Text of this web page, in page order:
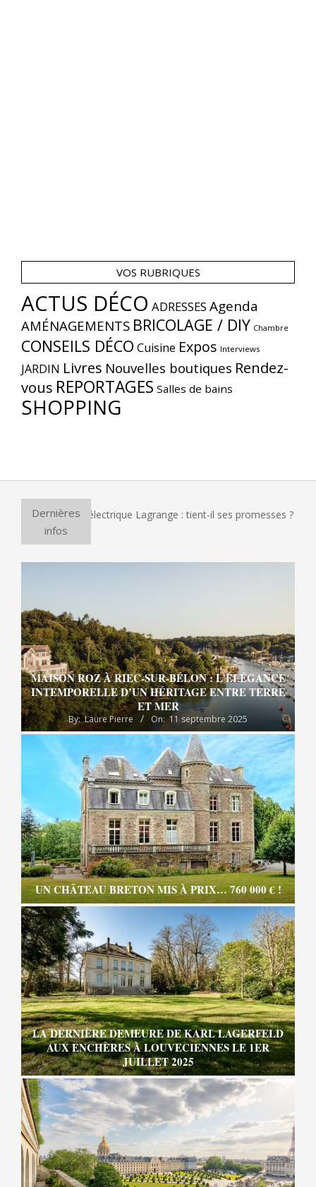
VOS RUBRIQUES
ACTUS DÉCO ADRESSES Agenda
AMÉNAGEMENTS BRICOLAGE / DIY Chambre
CONSEILS DÉCO Cuisine Expos Interviews
JARDIN Livres Nouvelles boutiques Rendez-
vous REPORTAGES Salles de bains
SHOPPING
Dernières
infos
à pizza électrique Lagrange : tient-il ses promesses ?
MAISON ROZ À RIEC-SUR-BÉLON : L’ÉLÉGANCE
INTEMPORELLE D’UN HÉRITAGE ENTRE TERRE
ET MER
By: Laure Pierre On: 11 septembre 2025
UN CHÂTEAU BRETON MIS À PRIX… 760 000 € !
LA DERNIÈRE DEMEURE DE KARL LAGERFELD
AUX ENCHÈRES À LOUVECIENNES LE 1ER
JUILLET 2025